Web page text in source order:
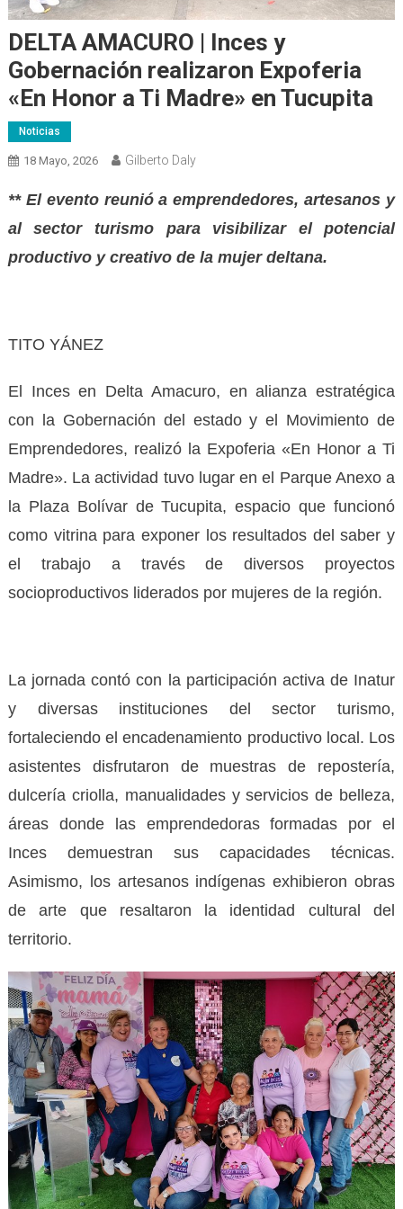
DELTA AMACURO | Inces y
Gobernación realizaron Expoferia
«En Honor a Ti Madre» en Tucupita
Noticias
18 Mayo, 2026 Gilberto Daly
** El evento reunió a emprendedores, artesanos y
al sector turismo para visibilizar el potencial
productivo y creativo de la mujer deltana.
TITO YÁNEZ
El Inces en Delta Amacuro, en alianza estratégica
con la Gobernación del estado y el Movimiento de
Emprendedores, realizó la Expoferia «En Honor a Ti
Madre». La actividad tuvo lugar en el Parque Anexo a
la Plaza Bolívar de Tucupita, espacio que funcionó
como vitrina para exponer los resultados del saber y
el trabajo a través de diversos proyectos
socioproductivos liderados por mujeres de la región.
La jornada contó con la participación activa de Inatur
y diversas instituciones del sector turismo,
fortaleciendo el encadenamiento productivo local. Los
asistentes disfrutaron de muestras de repostería,
dulcería criolla, manualidades y servicios de belleza,
áreas donde las emprendedoras formadas por el
Inces demuestran sus capacidades técnicas.
Asimismo, los artesanos indígenas exhibieron obras
de arte que resaltaron la identidad cultural del
territorio.